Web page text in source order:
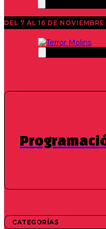
DEL 7 AL 16 DE NOVIEMBRE
CATEGORÍAS
FUERA DE